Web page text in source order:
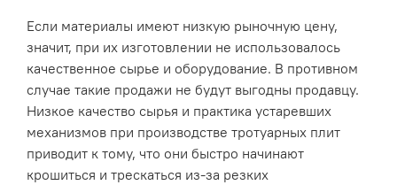
Если материалы имеют низкую рыночную цену,
значит, при их изготовлении не использовалось
качественное сырье и оборудование. В противном
случае такие продажи не будут выгодны продавцу.
Низкое качество сырья и практика устаревших
механизмов при производстве тротуарных плит
приводит к тому, что они быстро начинают
крошиться и трескаться из-за резких